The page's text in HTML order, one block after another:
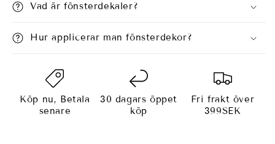
Vad är fönsterdekaler?
Hur applicerar man fönsterdekor?
Köp nu, Betala
senare
30 dagars öppet
köp
Fri frakt över
399SEK